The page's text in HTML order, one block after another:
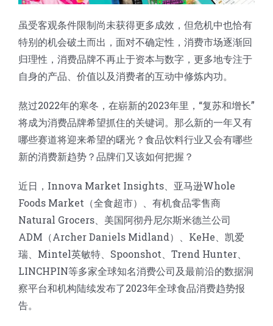
虽受客观条件限制尚未获得更多成效，但危机中也恰有
特别的机会破土而出，面对不确定性，消费市场逐渐回
归理性，消费品牌不再止于资本与数字，更多地专注于
自身的产品、价值以及消费者的互动中修炼内功。
熬过2022年的寒冬，在崭新的2023年里，“复苏和增长”
将成为消费品牌希望抓住的关键词。那么新的一年又有
哪些赛道将迎来希望的曙光？食品饮料行业又会有哪些
新的消费新趋势？品牌们又该如何把握？
近日，Innova Market Insights、亚马逊Whole
Foods Market（全食超市）、有机食品零售商
Natural Grocers、美国阿彻丹尼尔斯米德兰公司
ADM（Archer Daniels Midland）、KeHe、凯爱
瑞、Mintel英敏特、Spoonshot、Trend Hunter、
LINCHPIN等多家全球知名消费公司及最前沿的数据洞
察平台和机构陆续发布了2023年全球食品消费趋势报
告。